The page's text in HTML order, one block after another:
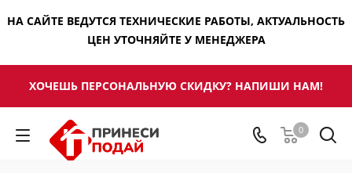
НА САЙТЕ ВЕДУТСЯ ТЕХНИЧЕСКИЕ РАБОТЫ, АКТУАЛЬНОСТЬ
ЦЕН УТОЧНЯЙТЕ У МЕНЕДЖЕРА
ХОЧЕШЬ ПЕРСОНАЛЬНУЮ СКИДКУ? НАПИШИ НАМ!
0